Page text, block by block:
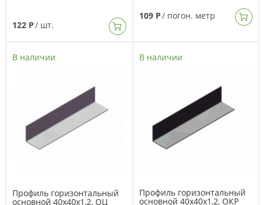
122 Р/ шт.
109 Р/ погон. метр
В наличии
Профиль горизонтальный
основной 40х40х1,2, ОЦ
В наличии
Профиль горизонтальный
основной 40х40х1,2, ОКР